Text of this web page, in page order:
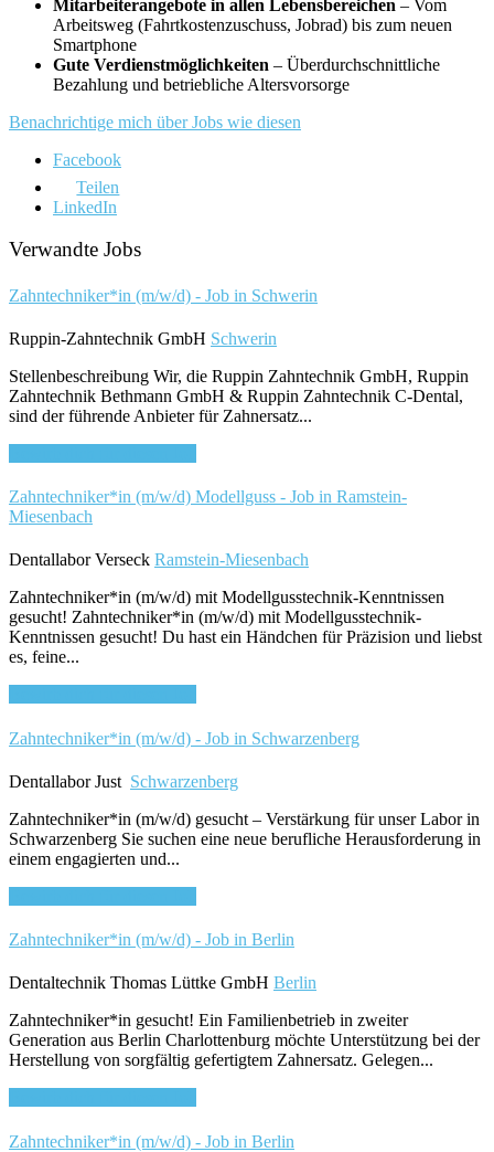
Mitarbeiterangebote in allen Lebensbereichen – Vom
Arbeitsweg (Fahrtkostenzuschuss, Jobrad) bis zum neuen
Smartphone
Gute Verdienstmöglichkeiten – Überdurchschnittliche
Bezahlung und betriebliche Altersvorsorge
Benachrichtige mich über Jobs wie diesen
Facebook
Teilen
LinkedIn
Verwandte Jobs
Zahntechniker*in (m/w/d) - Job in Schwerin
Ruppin-Zahntechnik GmbH Schwerin
Stellenbeschreibung Wir, die Ruppin Zahntechnik GmbH, Ruppin
Zahntechnik Bethmann GmbH & Ruppin Zahntechnik C-Dental,
sind der führende Anbieter für Zahnersatz...
Zahntechniker*in (m/w/d) Modellguss - Job in Ramstein-
Miesenbach
Dentallabor Verseck Ramstein-Miesenbach
Zahntechniker*in (m/w/d) mit Modellgusstechnik-Kenntnissen
gesucht! Zahntechniker*in (m/w/d) mit Modellgusstechnik-
Kenntnissen gesucht! Du hast ein Händchen für Präzision und liebst
es, feine...
Zahntechniker*in (m/w/d) - Job in Schwarzenberg
Dentallabor Just Schwarzenberg
Zahntechniker*in (m/w/d) gesucht – Verstärkung für unser Labor in
Schwarzenberg Sie suchen eine neue berufliche Herausforderung in
einem engagierten und...
Zahntechniker*in (m/w/d) - Job in Berlin
Dentaltechnik Thomas Lüttke GmbH Berlin
Zahntechniker*in gesucht! Ein Familienbetrieb in zweiter
Generation aus Berlin Charlottenburg möchte Unterstützung bei der
Herstellung von sorgfältig gefertigtem Zahnersatz. Gelegen...
Zahntechniker*in (m/w/d) - Job in Berlin